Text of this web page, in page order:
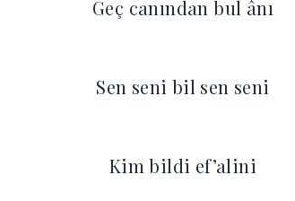
Geç canından bul ânı
Sen seni bil sen seni
Kim bildi ef’alini